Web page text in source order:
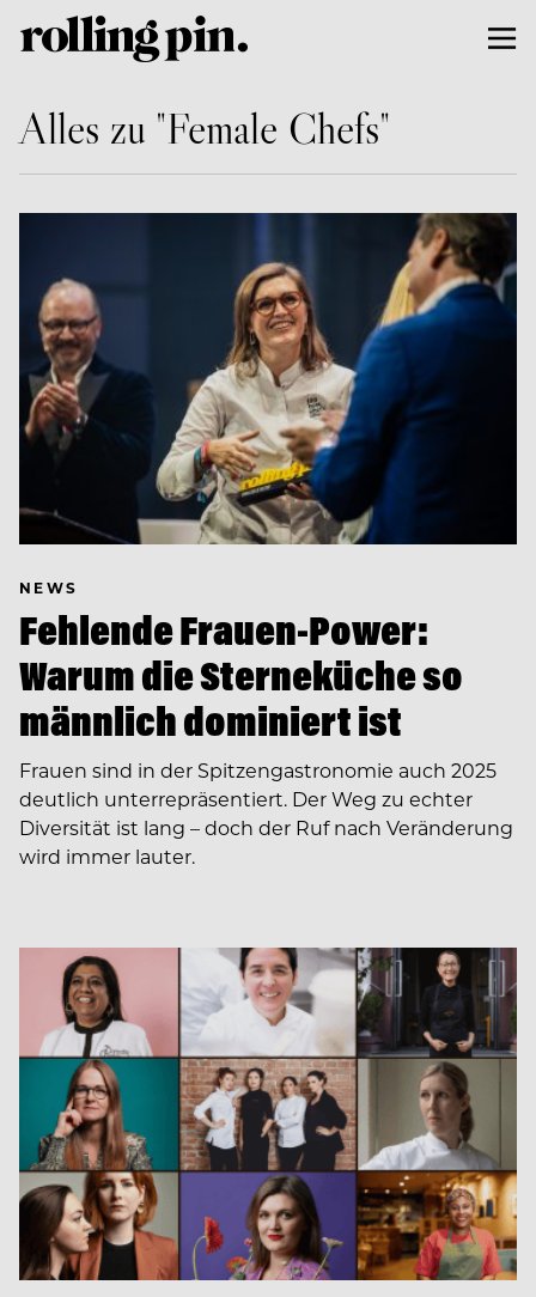
Alles zu "Female Chefs"
NEWS
Fehlende Frauen-Power:
Warum die Sterneküche so
männlich dominiert ist
Frauen sind in der Spitzengastronomie auch 2025
deutlich unterrepräsentiert. Der Weg zu echter
Diversität ist lang – doch der Ruf nach Veränderung
wird immer lauter.